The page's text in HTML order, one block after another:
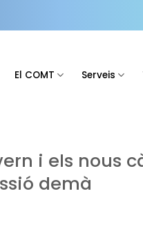
El COMT Serveis
i els nous
demà